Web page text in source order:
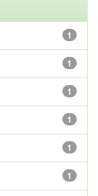
1
1
1
1
1
1